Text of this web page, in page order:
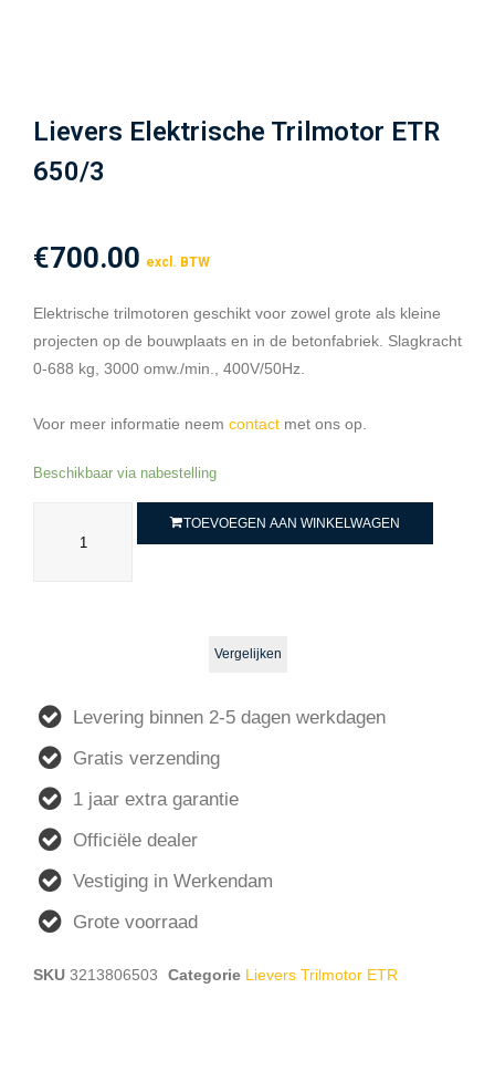
Lievers Elektrische Trilmotor ETR
650/3
€700.00 excl. BTW
Elektrische trilmotoren geschikt voor zowel grote als kleine
projecten op de bouwplaats en in de betonfabriek. Slagkracht
0-688 kg, 3000 omw./min., 400V/50Hz.
Voor meer informatie neem contact met ons op.
Beschikbaar via nabestelling
TOEVOEGEN AAN WINKELWAGEN
Vergelijken
Levering binnen 2-5 dagen werkdagen
Gratis verzending
1 jaar extra garantie
Officiële dealer
Vestiging in Werkendam
Grote voorraad
SKU 3213806503 Categorie Lievers Trilmotor ETR